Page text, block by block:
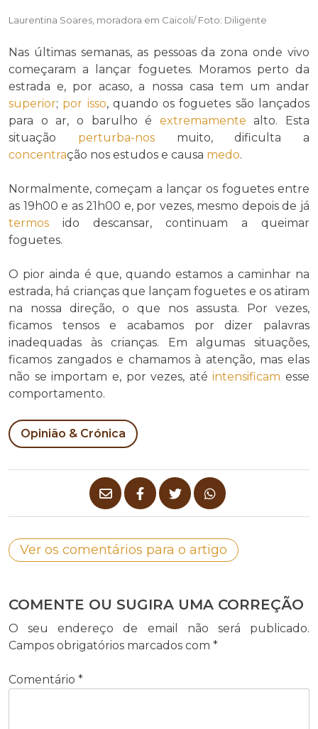
Laurentina Soares, moradora em Caicoli/ Foto: Diligente
Nas últimas semanas, as pessoas da zona onde vivo
começaram a lançar foguetes. Moramos perto da
estrada e, por acaso, a nossa casa tem um andar
superior; por isso, quando os foguetes são lançados
para o ar, o barulho é extremamente alto. Esta
situação perturba-nosmuito, dificulta a
concentração nos estudos e causa medo.
Normalmente, começam a lançar os foguetes entre
as 19h00 e as 21h00 e, por vezes, mesmo depois de já
termos ido descansar, continuam a queimar
foguetes.
O pior ainda é que, quando estamos a caminhar na
estrada, há crianças que lançam foguetes e os atiram
na nossa direção, o que nos assusta. Por vezes,
ficamos tensos e acabamos por dizer palavras
inadequadas às crianças. Em algumas situações,
ficamos zangados e chamamos à atenção, mas elas
não se importam e, por vezes, atéintensificam esse
comportamento.
Opinião & Crónica
Ver os comentários para o artigo
COMENTE OU SUGIRA UMA CORREÇÃO
O seu endereço de email não será publicado.
Campos obrigatórios marcados com *
Comentário *